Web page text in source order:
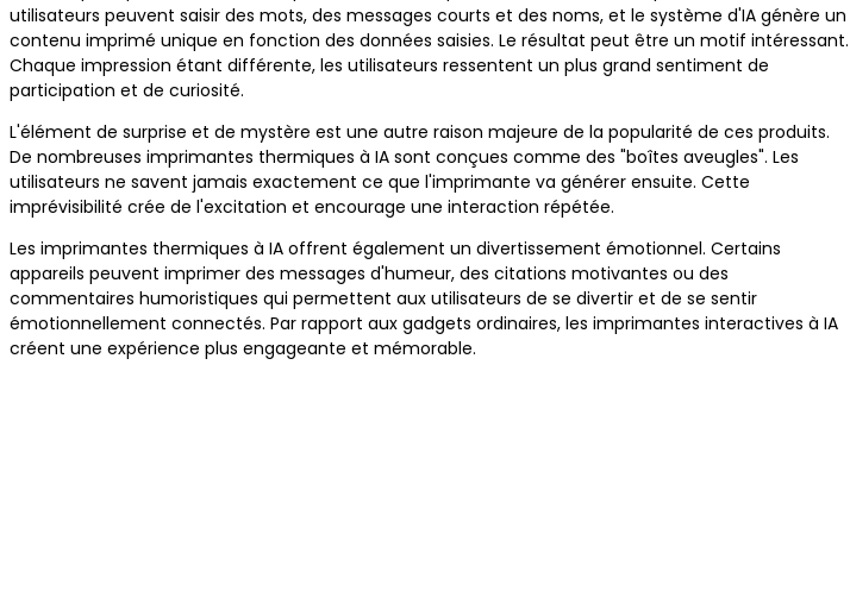
utilisateurs peuvent saisir des mots, des messages courts et des noms, et le système d'IA génère un
contenu imprimé unique en fonction des données saisies. Le résultat peut être un motif intéressant.
Chaque impression étant différente, les utilisateurs ressentent un plus grand sentiment de
participation et de curiosité.
L'élément de surprise et de mystère est une autre raison majeure de la popularité de ces produits.
De nombreuses imprimantes thermiques à IA sont conçues comme des "boîtes aveugles". Les
utilisateurs ne savent jamais exactement ce que l'imprimante va générer ensuite. Cette
imprévisibilité crée de l'excitation et encourage une interaction répétée.
Les imprimantes thermiques à IA offrent également un divertissement émotionnel. Certains
appareils peuvent imprimer des messages d'humeur, des citations motivantes ou des
commentaires humoristiques qui permettent aux utilisateurs de se divertir et de se sentir
émotionnellement connectés. Par rapport aux gadgets ordinaires, les imprimantes interactives à IA
créent une expérience plus engageante et mémorable.